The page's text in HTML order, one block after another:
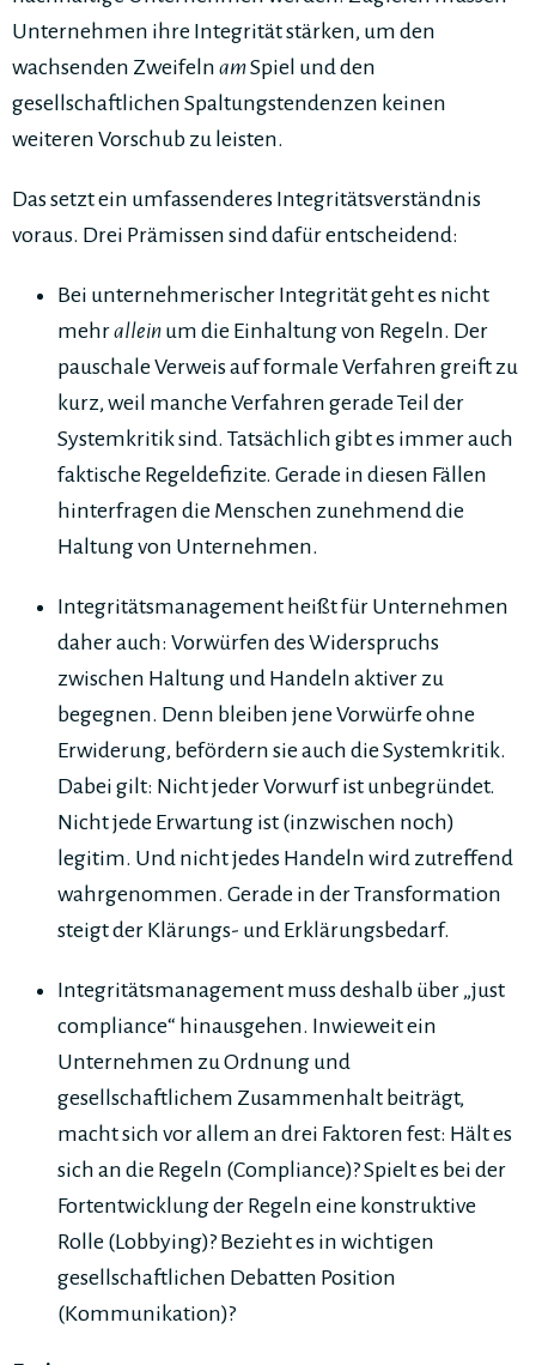
Unternehmen ihre Integrität stärken, um den
wachsenden Zweifeln amSpiel und den
gesellschaftlichen Spaltungstendenzen keinen
weiteren Vorschub zu leisten.
Das setzt ein umfassenderes Integritätsverständnis
voraus. Drei Prämissen sind dafür entscheidend:
Bei unternehmerischer Integrität geht es nicht
mehrallein um die Einhaltung von Regeln. Der
pauschale Verweis auf formale Verfahren greift zu
kurz, weil manche Verfahren gerade Teil der
Systemkritik sind. Tatsächlich gibt es immer auch
faktische Regeldefizite. Gerade in diesen Fällen
hinterfragen die Menschen zunehmend die
Haltung von Unternehmen.
Integritätsmanagement heißt für Unternehmen
daher auch: Vorwürfen des Widerspruchs
zwischen Haltung und Handeln aktiver zu
begegnen. Denn bleiben jene Vorwürfe ohne
Erwiderung, befördern sie auch die Systemkritik.
Dabei gilt: Nicht jeder Vorwurf ist unbegründet.
Nicht jede Erwartung ist (inzwischen noch)
legitim. Und nicht jedes Handeln wird zutreffend
wahrgenommen. Gerade in der Transformation
steigt der Klärungs- und Erklärungsbedarf.
Integritätsmanagement muss deshalb über „just
compliance“ hinausgehen. Inwieweit ein
Unternehmen zu Ordnung und
gesellschaftlichem Zusammenhalt beiträgt,
macht sich vor allem an drei Faktoren fest: Hält es
sich an die Regeln (Compliance)? Spielt es bei der
Fortentwicklung der Regeln eine konstruktive
Rolle (Lobbying)? Bezieht es in wichtigen
gesellschaftlichen Debatten Position
(Kommunikation)?